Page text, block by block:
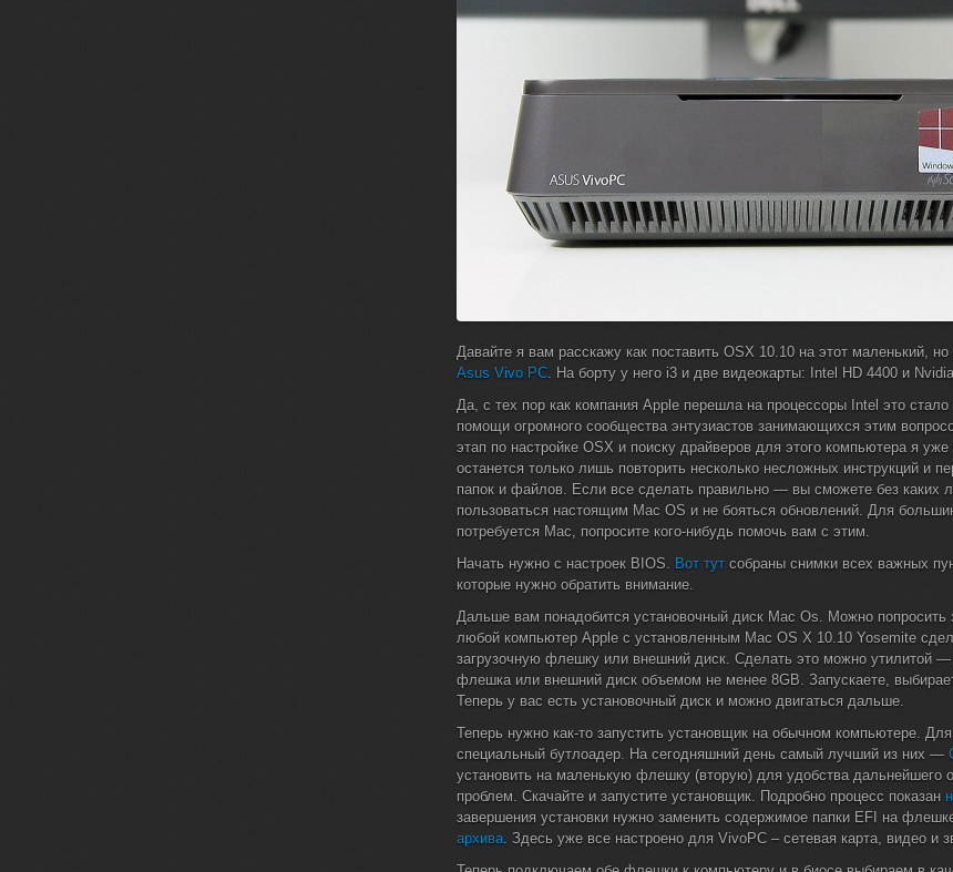
Давайте я вам расскажу как поставить OSX 10.10 на этот маленький,
Asus Vivo PC . На борту у него i3 и две видеокарты: Intel HD 4400 и
Да, с тех пор как компания Apple перешла на процессоры Intel это
помощи огромного сообщества энтузиастов занимающихся этим
этап по настройке OSX и поиску драйверов для этого компьютера я
останется только лишь повторить несколько несложных инструкций и
папок и файлов. Если все сделать правильно — вы сможете без каких
пользоваться настоящим Mac OS и не бояться обновлений. Для
потребуется Mac, попросите кого-нибудь помочь вам с этим.
Начать нужно с настроек BIOS. Вот тут собраны снимки всех важных
которые нужно обратить внимание.
Дальше вам понадобится установочный диск Mac Os. Можно попросить
любой компьютер Apple с установленным Mac OS X 10.10 Yosemite
загрузочную флешку или внешний диск. Сделать это можно утилитой —
флешка или внешний диск объемом не менее 8GB. Запускаете,
Теперь у вас есть установочный диск и можно двигаться дальше.
Теперь нужно как-то запустить установщик на обычном компьютере.
специальный бутлоадер. На сегодняшний день самый лучший из них —
установить на маленькую флешку (вторую) для удобства дальнейшего
проблем. Скачайте и запустите установщик. Подробно процесс показан
завершения установки нужно заменить содержимое папки EFI на
архива . Здесь уже все настроено для VivoPC – сетевая карта, видео и